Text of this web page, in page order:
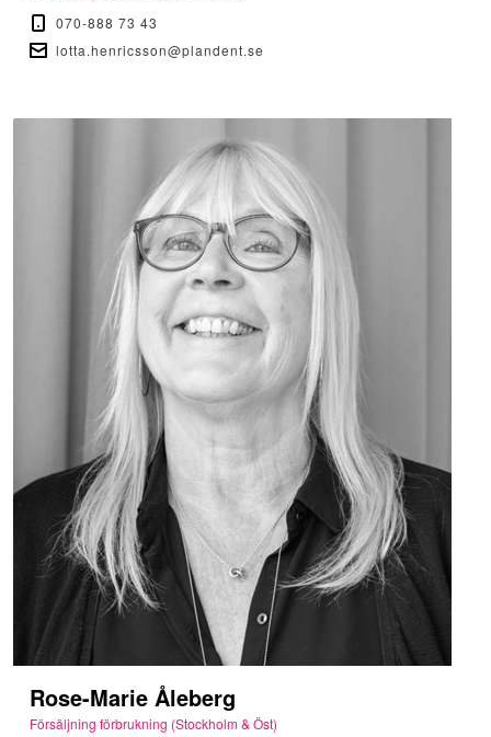
070-888 73 43
lotta.henricsson@plandent.se
Rose-Marie Åleberg
Försäljning förbrukning (Stockholm & Öst)